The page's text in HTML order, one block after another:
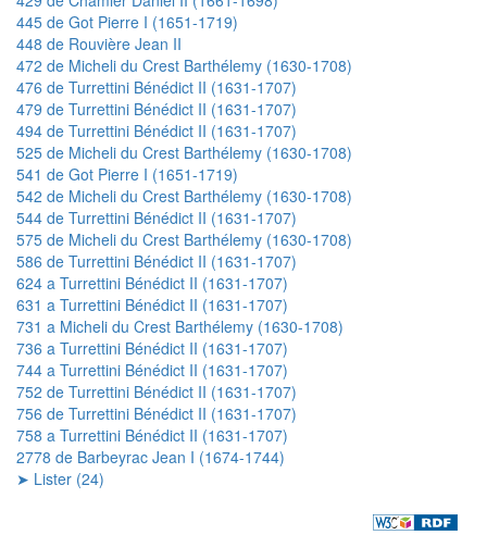
445 de Got Pierre I (1651-1719)
448 de Rouvière Jean II
472 de Micheli du Crest Barthélemy (1630-1708)
476 de Turrettini Bénédict II (1631-1707)
479 de Turrettini Bénédict II (1631-1707)
494 de Turrettini Bénédict II (1631-1707)
525 de Micheli du Crest Barthélemy (1630-1708)
541 de Got Pierre I (1651-1719)
542 de Micheli du Crest Barthélemy (1630-1708)
544 de Turrettini Bénédict II (1631-1707)
575 de Micheli du Crest Barthélemy (1630-1708)
586 de Turrettini Bénédict II (1631-1707)
624 a Turrettini Bénédict II (1631-1707)
631 a Turrettini Bénédict II (1631-1707)
731 a Micheli du Crest Barthélemy (1630-1708)
736 a Turrettini Bénédict II (1631-1707)
744 a Turrettini Bénédict II (1631-1707)
752 de Turrettini Bénédict II (1631-1707)
756 de Turrettini Bénédict II (1631-1707)
758 a Turrettini Bénédict II (1631-1707)
2778 de Barbeyrac Jean I (1674-1744)
➤ Lister (24)